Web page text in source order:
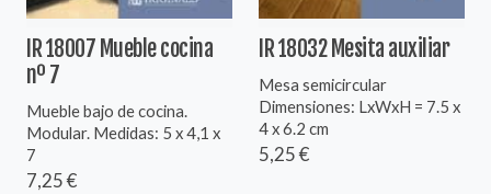
IR 18007 Mueble cocina
nº 7
Mueble bajo de cocina.
Modular. Medidas: 5 x 4,1 x
7
7,25 €
IR 18032 Mesita auxiliar
Mesa semicircular
Dimensiones: LxWxH = 7.5 x
4 x 6.2 cm
5,25 €